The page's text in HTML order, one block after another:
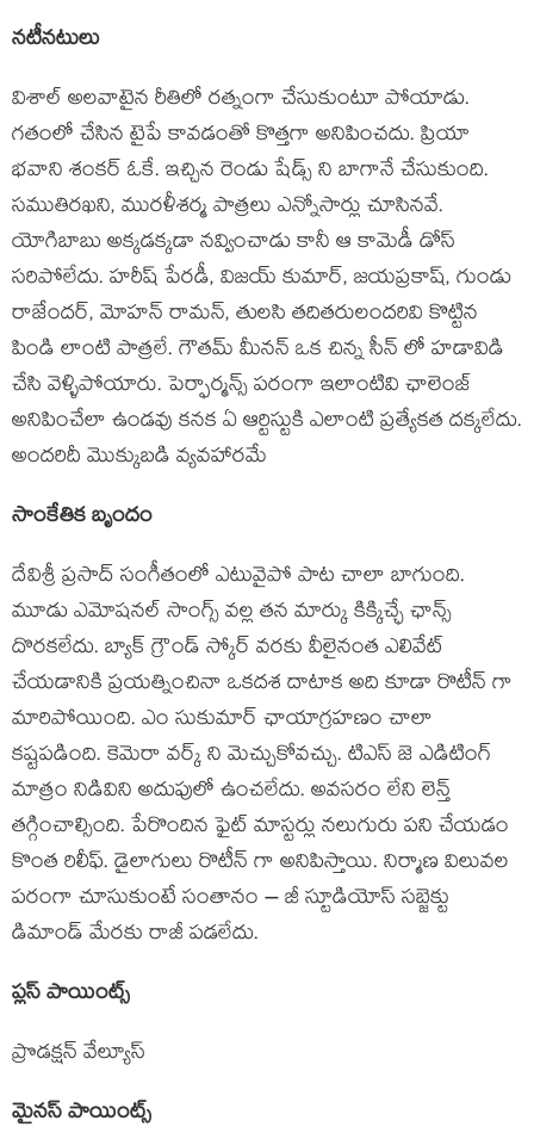
నటీనటులు
విశాల్ అలవాటైన రీతిలో రత్నంగా చేసుకుంటూ పోయాడు.
గతంలో చేసిన టైపే కావడంతో కొత్తగా అనిపించదు. ప్రియా
భవాని శంకర్ ఓకే. ఇచ్చిన రెండు షేడ్స్ ని బాగానే చేసుకుంది.
సముతిరఖని, మురళీశర్మ పాత్రలు ఎన్నోసార్లు చూసినవే.
యోగిబాబు అక్కడక్కడా నవ్వించాడు కానీ ఆ కామెడీ డోస్
సరిపోలేదు. హరీష్ పేరడీ, విజయ్ కుమార్, జయప్రకాష్, గుండు
రాజేందర్, మోహన్ రామన్, తులసి తదితరులందరివి కొట్టిన
పిండి లాంటి పాత్రలే. గౌతమ్ మీనన్ ఒక చిన్న సీన్ లో హడావిడి
చేసి వెళ్ళిపోయారు. పెర్ఫార్మన్స్ పరంగా ఇలాంటివి ఛాలెంజ్
అనిపించేలా ఉండవు కనక ఏ ఆర్టిస్టుకి ఎలాంటి ప్రత్యేకత దక్కలేదు.
అందరిదీ మొక్కుబడి వ్యవహారమే
సాంకేతిక బృందం
దేవిశ్రీ ప్రసాద్ సంగీతంలో ఎటువైపో పాట చాలా బాగుంది.
మూడు ఎమోషనల్ సాంగ్స్ వల్ల తన మార్కు కిక్కిచ్ఛే ఛాన్స్
దొరకలేదు. బ్యాక్ గ్రౌండ్ స్కోర్ వరకు వీలైనంత ఎలివేట్
చేయడానికి ప్రయత్నించినా ఒకదశ దాటాక అది కూడా రొటీన్ గా
మారిపోయింది. ఎం సుకుమార్ ఛాయాగ్రహణం చాలా
కష్టపడింది. కెమెరా వర్క్ ని మెచ్చుకోవచ్చు. టిఎస్ జె ఎడిటింగ్
మాత్రం నిడివిని అదుపులో ఉంచలేదు. అవసరం లేని లెన్త్
తగ్గించాల్సింది. పేరొందిన ఫైట్ మాస్టర్లు నలుగురు పని చేయడం
కొంత రిలీఫ్. డైలాగులు రొటీన్ గా అనిపిస్తాయి. నిర్మాణ విలువల
పరంగా చూసుకుంటే సంతానం – జీ స్టూడియోస్ సబ్జెక్టు
డిమాండ్ మేరకు రాజీ పడలేదు.
ప్లస్ పాయింట్స్
ప్రొడక్షన్ వేల్యూస్
మైనస్ పాయింట్స్